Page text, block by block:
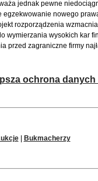
jednak pewne
egzekwowanie nowego
rozporządzenia
wymierzania wysokich kar
przed zagraniczne firmy
ochrona
| Bukmacherzy